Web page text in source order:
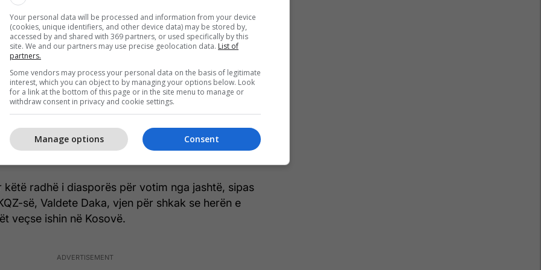
dhjetorit 2025, deri më tash mbi 22 mijë më
se herën e kaluar.
numrin më të madh të votuesve të regjistruar,
Zvicra me mbi 23 mijë të regjistruar.
më të madh të votuesve të regjistruar janë:
Zvicër (23,456), Francë (4,193), Suedi (3,750),
e Bashkuar (2,370), Itali (2,206), ShBA
Slloveni (1,400), Norvegji (1,154) dhe
këtë radhë i diasporës për votim nga jashtë, sipas
së, Valdete Daka, vjen për shkak se herën e
veçse ishin në Kosovë.
Your personal data will be processed and information from your device
(cookies, unique identifiers, and other device data) may be stored by,
accessed by and shared with 369 partners, or used specifically by this
site. We and our partners may use precise geolocation data. List of
partners.
Some vendors may process your personal data on the basis of legitimate
interest, which you can object to by managing your options below. Look
for a link at the bottom of this page or in the site menu to manage or
withdraw consent in privacy and cookie settings.
Consent
Manage options